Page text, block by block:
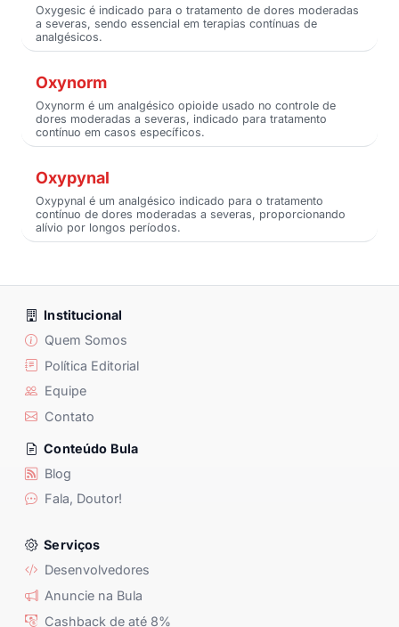
Oxygesic é indicado para o tratamento de dores moderadas
a severas, sendo essencial em terapias contínuas de
analgésicos.
Oxynorm
Oxynorm é um analgésico opioide usado no controle de
dores moderadas a severas, indicado para tratamento
contínuo em casos específicos.
Oxypynal
Oxypynal é um analgésico indicado para o tratamento
contínuo de dores moderadas a severas, proporcionando
alívio por longos períodos.
Institucional
Quem Somos
Política Editorial
Equipe
Contato
Conteúdo Bula
Blog
Fala, Doutor!
Serviços
Desenvolvedores
Anuncie na Bula
Cashback de até 8%